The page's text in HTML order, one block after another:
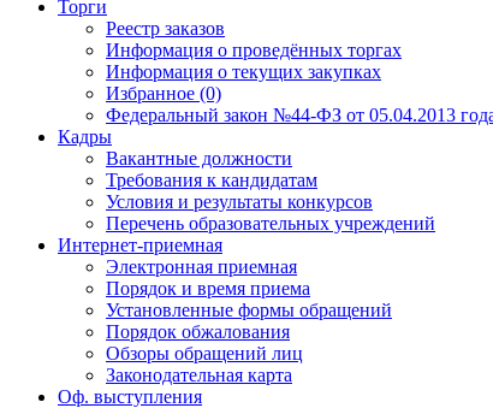
Торги
Реестр заказов
Информация о проведённых торгах
Информация о текущих закупках
Избранное (0)
Федеральный закон №44-ФЗ от 05.04.2013
Кадры
Вакантные должности
Требования к кандидатам
Условия и результаты конкурсов
Перечень образовательных учреждений
Интернет-приемная
Электронная приемная
Порядок и время приема
Установленные формы обращений
Порядок обжалования
Обзоры обращений лиц
Законодательная карта
Оф. выступления